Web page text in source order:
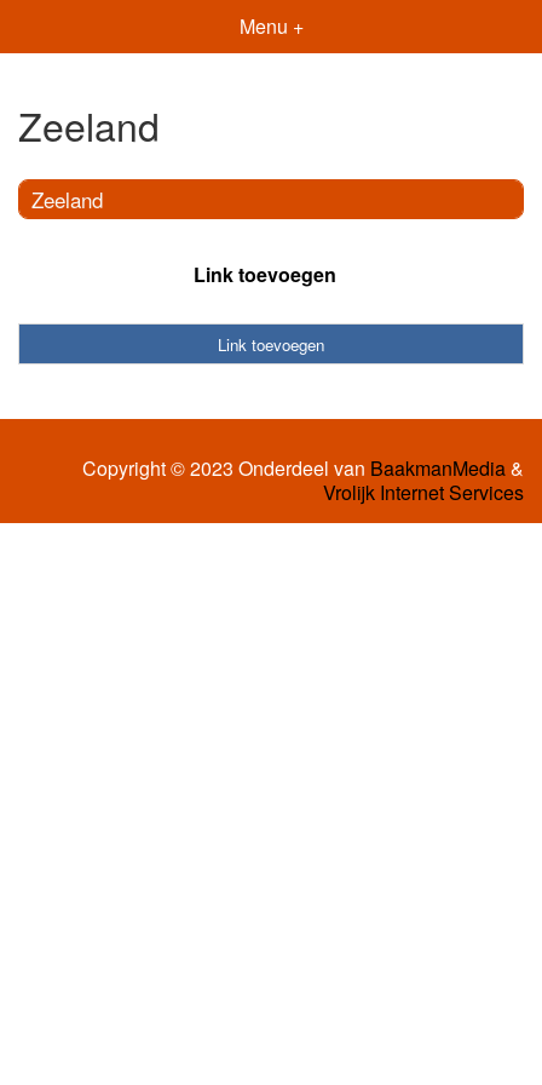
Menu +
Zeeland
Zeeland
Link toevoegen
Link toevoegen
Copyright © 2023 Onderdeel van BaakmanMedia&
Vrolijk Internet Services